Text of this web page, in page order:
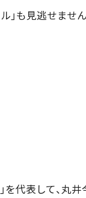
」も見逃せませ
を代表して、丸